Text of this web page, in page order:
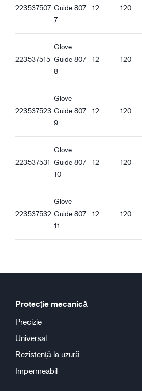
Caracteristici ergonomice
Potrivire standard
Încheietură tricotată
Bună aderență în condiții uscate
Guide 807_es-ES_Productsheet.pdf
Guide 807_it-IT_Productsheet.pdf
Guide 807_ro-RO_Productsheet.pdf
Guide 807_hu-HU_Productsheet.pdf
Guide 807_et-EE_Productsheet.pdf
223537507 Guide 807
7
12 120
223537515
Glove
Guide 807
8
12 120
223537523
Glove
Guide 807
9
12 120
223537531
Glove
Guide 807
10
12 120
223537532
Glove
Guide 807
11
12 120
Protecție mecanică
Precizie
Universal
Rezistență la uzură
Impermeabil